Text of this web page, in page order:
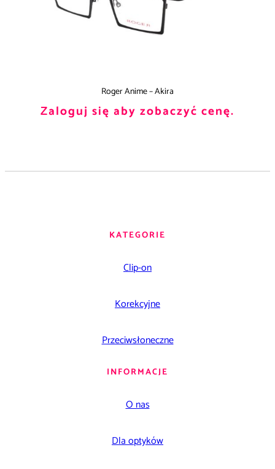
Roger Anime – Akira
Zaloguj się aby zobaczyć cenę.
KATEGORIE
Clip-on
Korekcyjne
Przeciwsłoneczne
INFORMACJE
O nas
Dla optyków